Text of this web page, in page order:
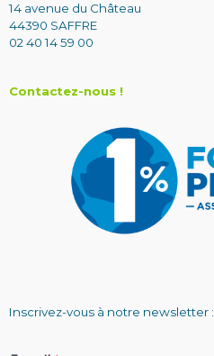
14 avenue du Château
44390 SAFFRE
02 40 14 59 00
Contactez-nous !
Inscrivez-vous à notre newsletter :